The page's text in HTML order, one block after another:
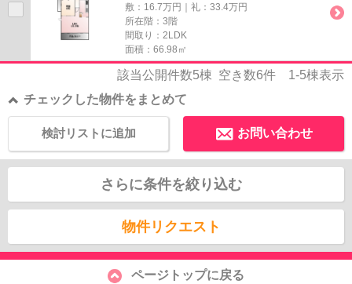
敷：16.7万円｜礼：33.4万円
所在階：3階
間取り：2LDK
面積：66.98㎡
該当公開件数5棟 空き数6件 1-5棟表示
チェックした物件をまとめて
お問い合わせ
検討リストに追加
さらに条件を絞り込む
物件リクエスト
ページトップに戻る